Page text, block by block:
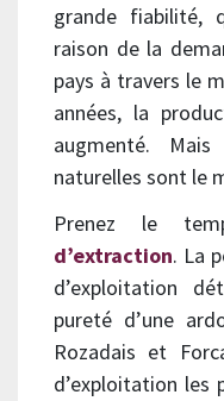
grande fiabilité,
raison de la
pays à travers le
années, la
augmenté.
naturelles sont le
Prenez le
d’extraction. La
d’exploitation
pureté d’une
Rozadais et
d’exploitation les